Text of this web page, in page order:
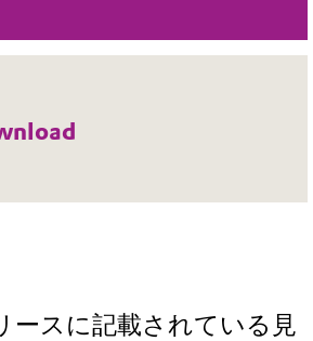
ースに記載されている見